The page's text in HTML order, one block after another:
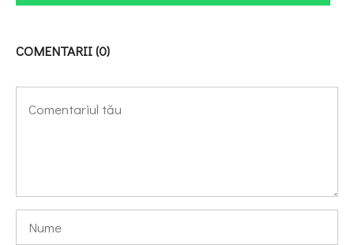
COMENTARII (0)